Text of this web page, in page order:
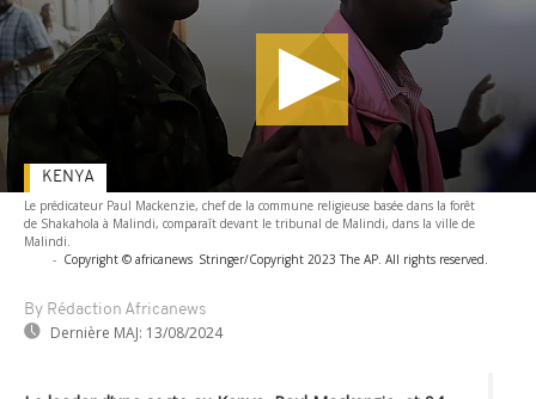
Le prédicateur Paul Mackenzie, chef de la commune religieuse basée dans la forêt
de Shakahola à Malindi, comparaît devant le tribunal de Malindi, dans la ville de
Malindi.
- Copyright © africanews Stringer/Copyright 2023 The AP. All rights reserved.
By Rédaction Africanews
Dernière MAJ: 13/08/2024
KENYA